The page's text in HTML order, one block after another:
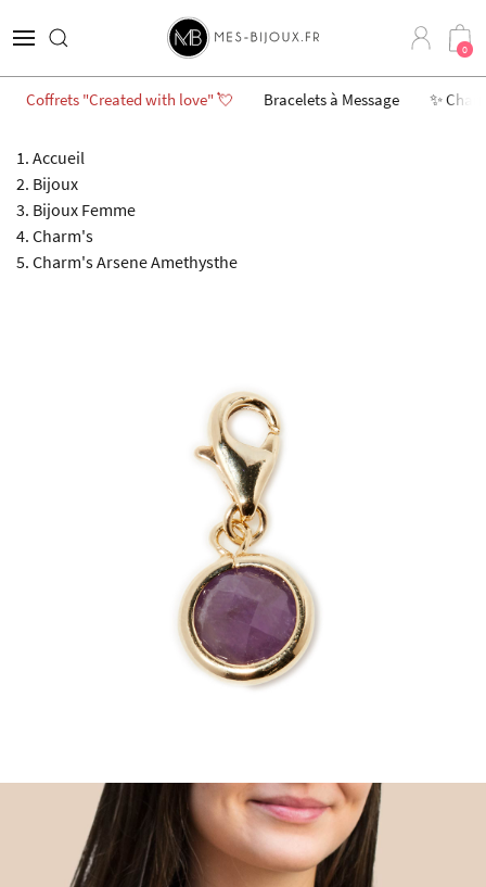
0
Coffrets "Created with love" 💘 Bracelets à Message ✨
Accueil
Bijoux
Bijoux Femme
Charm's
Charm's Arsene Amethysthe